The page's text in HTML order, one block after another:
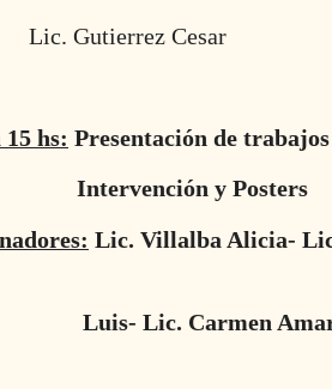
Lic. Gutierrez Cesar
15 hs: Presentación de
Intervención y Posters
Lic. Villalba Alicia-
Luis- Lic. Carmen